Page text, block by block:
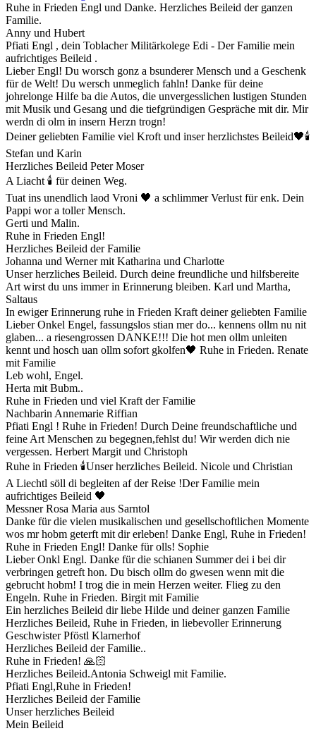
Ruhe in Frieden Engl und Danke. Herzliches Beileid der ganzen
Familie.
Anny und Hubert
Pfiati Engl , dein Toblacher Militärkolege Edi - Der Familie mein
aufrichtiges Beileid .
Lieber Engl! Du worsch gonz a bsunderer Mensch und a Geschenk
für de Welt! Du wersch unmeglich fahln! Danke für deine
johrelonge Hilfe ba die Autos, die unvergesslichen lustigen Stunden
mit Musik und Gesang und die tiefgründigen Gespräche mit dir. Mir
werdn di olm in insern Herzn trogn!
Deiner geliebten Familie viel Kroft und inser herzlichstes Beileid🖤🕯️
Stefan und Karin
Herzliches Beileid Peter Moser
A Liacht 🕯 für deinen Weg.
Tuat ins unendlich laod Vroni 🖤 a schlimmer Verlust für enk. Dein
Pappi wor a toller Mensch.
Gerti und Malin.
Ruhe in Frieden Engl!
Herzliches Beileid der Familie
Johanna und Werner mit Katharina und Charlotte
Unser herzliches Beileid. Durch deine freundliche und hilfsbereite
Art wirst du uns immer in Erinnerung bleiben. Karl und Martha,
Saltaus
In ewiger Erinnerung ruhe in Frieden Kraft deiner geliebten Familie
Lieber Onkel Engel, fassungslos stian mer do... kennens ollm nu nit
glaben... a riesengrossen DANKE!!! Die hot men ollm unleiten
kennt und hosch uan ollm sofort gkolfen🖤 Ruhe in Frieden. Renate
mit Familie
Leb wohl, Engel.
Herta mit Bubm..
Ruhe in Frieden und viel Kraft der Familie
Nachbarin Annemarie Riffian
Pfiati Engl ! Ruhe in Frieden! Durch Deine freundschaftliche und
feine Art Menschen zu begegnen,fehlst du! Wir werden dich nie
vergessen. Herbert Margit und Christoph
Ruhe in Frieden 🕯️Unser herzliches Beileid. Nicole und Christian
A Liechtl söll di begleiten af der Reise !Der Familie mein
aufrichtiges Beileid 🖤
Messner Rosa Maria aus Sarntol
Danke für die vielen musikalischen und gesellschoftlichen Momente
wos mr hobm geterft mit dir erleben! Danke Engl, Ruhe in Frieden!
Ruhe in Frieden Engl! Danke für olls! Sophie
Lieber Onkl Engl. Danke für die schianen Summer dei i bei dir
verbringen getreft hon. Du bisch ollm do gwesen wenn mit die
gebrucht hobm! I trog die in mein Herzen weiter. Flieg zu den
Engeln. Ruhe in Frieden. Birgit mit Familie
Ein herzliches Beileid dir liebe Hilde und deiner ganzen Familie
Herzliches Beileid, Ruhe in Frieden, in liebevoller Erinnerung
Geschwister Pföstl Klarnerhof
Herzliches Beileid der Familie..
Ruhe in Frieden! 🙏🏻
Herzliches Beileid.Antonia Schweigl mit Familie.
Pfiati Engl,Ruhe in Frieden!
Herzliches Beileid der Familie
Unser herzliches Beileid
Mein Beileid